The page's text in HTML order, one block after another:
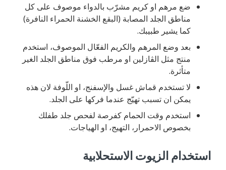
ضع مرهم او كريم مشرّب بالدواء موصوف على كل
مناطق الجلد المصابة (البقع الخشنة الحمراء النافرة)
كما يشير طبيبك.
بعد وضع المرهم والكريم الفعّال الموصوف، استخدم
منتج مثل الڤازلين او مرطب فوق مناطق الجلد الغير
متأثرة.
لا تستخدم قماش غسل والإسفنج، او اللّوفة لان هذه
يمكن ان تسبب تهيّج عندما فركها على الجلد.
استخدم وقت الحمام كفرصة لفحص جلد طفلك
بخصوص الاحمرار، التهيج، او الهياجات.
استخدام الزيوت الاستحلابية